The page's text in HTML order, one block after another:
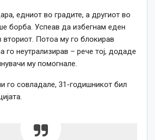
едниот во градите, а другиот во
борба. Успеав да избегнам еден
вториот. Потоа му го блокирав
го неутрализирав – рече тој, додаде
му помогнале.
го совладале, 31-годишникот бил